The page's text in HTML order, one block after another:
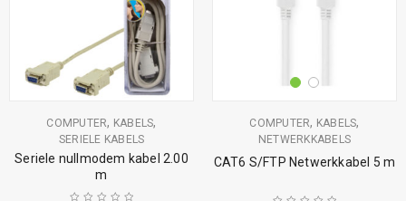
COMPUTER, KABELS,
SERIELE KABELS
Seriele nullmodem kabel 2.00
m
COMPUTER, KABELS,
NETWERKKABELS
CAT6 S/FTP Netwerkkabel 5 m